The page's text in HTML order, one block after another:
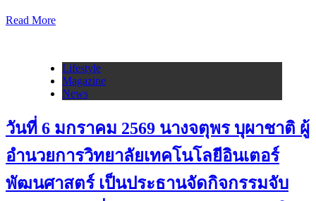
Read More
Lifestyle
Magazine
News
วันที่ 6 มกราคม 2569 นางจตุพร บุผาชาติ ผู้
อำนวยการวิทยาลัยเทคโนโลยีอินเตอร์
พัฒนศาสตร์ เป็นประธานจัดกิจกรรมจับ